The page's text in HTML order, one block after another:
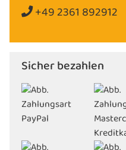
+49 2361 892912
Sicher bezahlen